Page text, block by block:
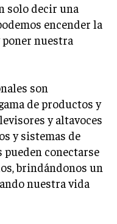
solo decir una
encender la
nuestra
son
de productos y
y altavoces
y sistemas de
conectarse
brindándonos un
nuestra vida